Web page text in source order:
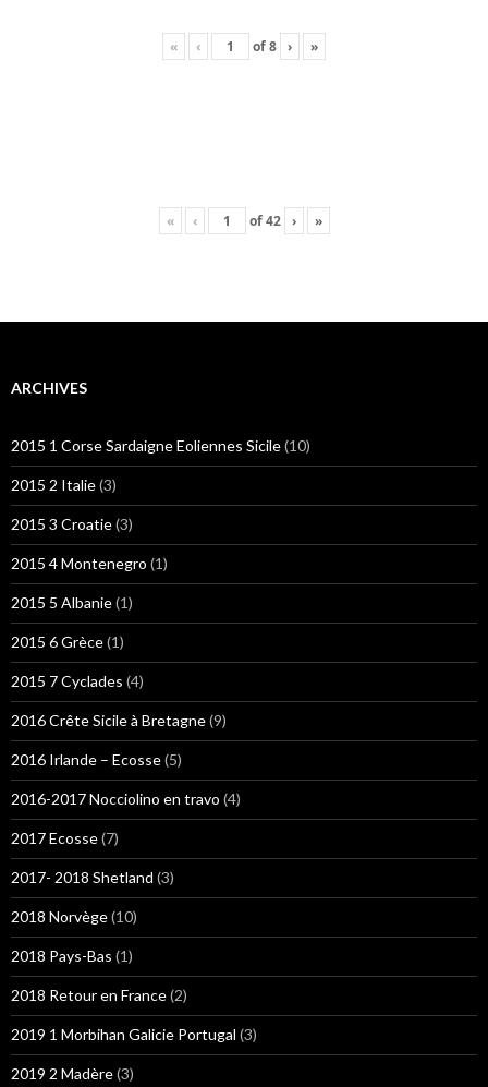
« ‹ of8 › »
« ‹ of42 › »
ARCHIVES
2015 1 Corse Sardaigne Eoliennes Sicile(10)
2015 2 Italie(3)
2015 3 Croatie(3)
2015 4 Montenegro (1)
2015 5 Albanie(1)
2015 6 Grèce(1)
2015 7 Cyclades (4)
2016 Crête Sicile à Bretagne(9)
2016 Irlande – Ecosse(5)
2016-2017 Nocciolino en travo (4)
2017 Ecosse(7)
2017- 2018 Shetland (3)
2018 Norvège(10)
2018 Pays-Bas (1)
2018 Retour en France(2)
2019 1 Morbihan Galicie Portugal (3)
2019 2 Madère(3)